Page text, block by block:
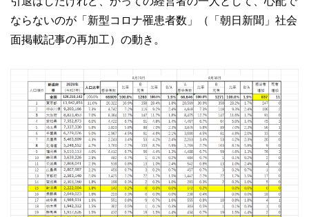
ならないのが「新型コロナ罹患者数」（「朝日新聞」社会
面掲載記事の再加工）の動き。